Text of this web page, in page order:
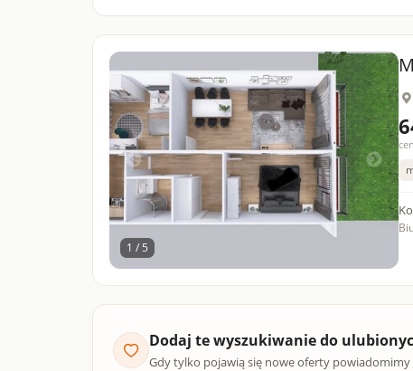
1 / 5
Dodaj te wyszukiwanie do
Gdy tylko pojawią się nowe oferty powiadomimy